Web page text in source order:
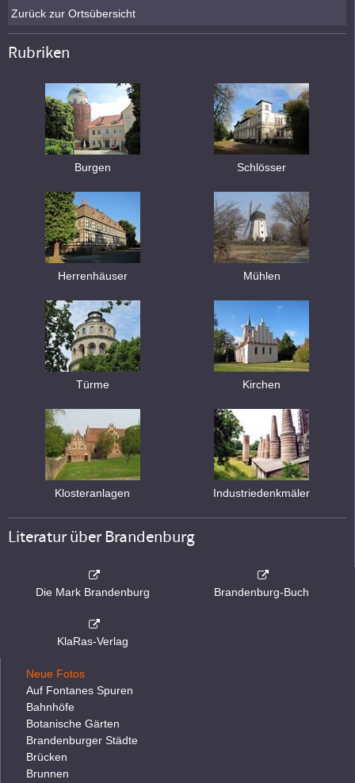
Zurück zur Ortsübersicht
Rubriken
Burgen Schlösser
Herrenhäuser Mühlen
Türme Kirchen
Klosteranlagen Industriedenkmäler
Literatur über Brandenburg
Die Mark Brandenburg Brandenburg-Buch
KlaRas-Verlag
Neue Fotos
Auf Fontanes Spuren
Bahnhöfe
Botanische Gärten
Brandenburger Städte
Brücken
Brunnen